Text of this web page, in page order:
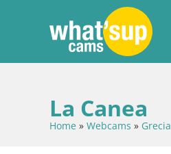
La Canea
Home » Webcams » Grecia